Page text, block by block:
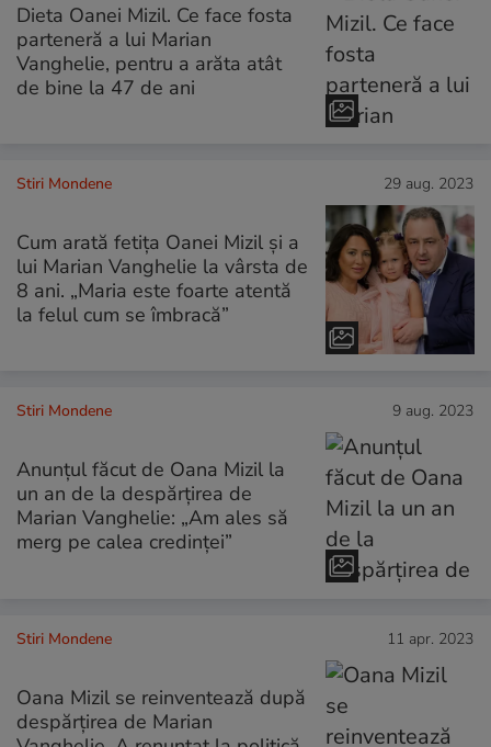
Dieta Oanei Mizil. Ce face fosta
parteneră a lui Marian
Vanghelie, pentru a arăta atât
de bine la 47 de ani
Stiri Mondene 29 aug. 2023
Cum arată fetița Oanei Mizil și a
lui Marian Vanghelie la vârsta de
8 ani. „Maria este foarte atentă
la felul cum se îmbracă”
Stiri Mondene 9 aug. 2023
Anunțul făcut de Oana Mizil la
un an de la despărțirea de
Marian Vanghelie: „Am ales să
merg pe calea credinței”
Stiri Mondene 11 apr. 2023
Oana Mizil se reinventează după
despărțirea de Marian